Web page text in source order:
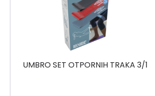
UMBRO SET OTPORNIH TRAKA 3/1